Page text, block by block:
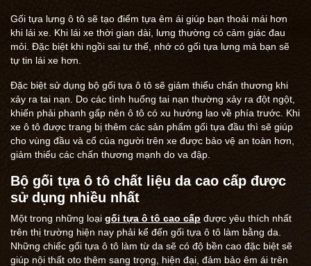
Gối tựa lưng ô tô sẽ tạo điểm tựa êm ái giúp bạn thoải mái hơn
khi lái xe. Khi lái xe thời gian dài, lưng thường có cảm giác đau
mỏi. Đặc biệt khi ngồi sai tư thế, nhớ có gối tựa lưng mà bạn sẽ
tự tin lái xe hơn.
Đặc biệt sử dụng bộ gối tựa ô tô sẽ giảm thiểu chấn thương khi
xảy ra tai nạn. Do các tình huống tai nạn thường xảy ra đột ngột,
khiến phải phanh gấp nên ô tô có xu hướng lao về phía trước. Khi
xe ô tô được trang bị thêm các sản phẩm gối tựa đầu thì sẽ giúp
cho vùng đầu và cổ của người trên xe được bảo vệ an toàn hơn,
giảm thiểu các chấn thương mạnh do va đập.
Bộ gối tựa ô tô chất liệu da cao cấp được
sử dụng nhiều nhất
Một trong những loại gối tựa ô tô cao cấp được yêu thích nhất
trên thị trường hiện nay phải kể đến gối tựa ô tô làm bằng da.
Những chiếc gối tựa ô tô làm từ da sẽ có độ bền cao đặc biệt sẽ
giúp nội thất oto thêm sang trọng, hiện đại, đảm bảo êm ái trên